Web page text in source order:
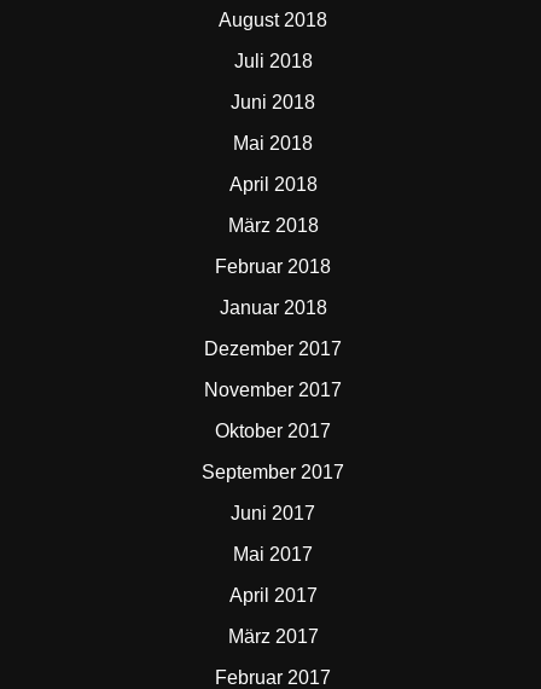
August 2018
Juli 2018
Juni 2018
Mai 2018
April 2018
März 2018
Februar 2018
Januar 2018
Dezember 2017
November 2017
Oktober 2017
September 2017
Juni 2017
Mai 2017
April 2017
März 2017
Februar 2017